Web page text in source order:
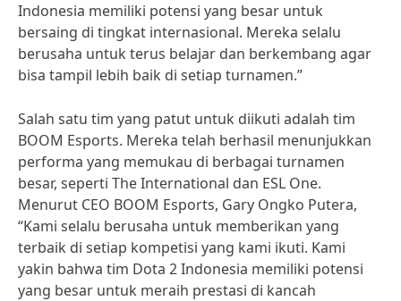
Indonesia memiliki potensi yang besar untuk
bersaing di tingkat internasional. Mereka selalu
berusaha untuk terus belajar dan berkembang agar
bisa tampil lebih baik di setiap turnamen.”
Salah satu tim yang patut untuk diikuti adalah tim
BOOM Esports. Mereka telah berhasil menunjukkan
performa yang memukau di berbagai turnamen
besar, seperti The International dan ESL One.
Menurut CEO BOOM Esports, Gary Ongko Putera,
“Kami selalu berusaha untuk memberikan yang
terbaik di setiap kompetisi yang kami ikuti. Kami
yakin bahwa tim Dota 2 Indonesia memiliki potensi
yang besar untuk meraih prestasi di kancah